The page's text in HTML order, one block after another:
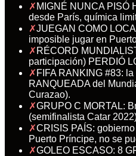
✗ MIGNÉ NUNCA PISÓ
desde París, química
✗JUEGAN COMO
imposible jugar en
✗ RÉCORD
participación) PERDIÓ
✗ FIFA RANKING #83:
RANQUEADA del
Curazao).
✗GRUPO C MORTAL:
(semifinalista Catar
✗CRISIS PAÍS:
Puerto Príncipe, no se
✗GOLEO ESCASO: 8